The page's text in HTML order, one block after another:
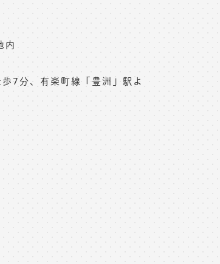
内
7分、有楽町線「豊洲」駅よ